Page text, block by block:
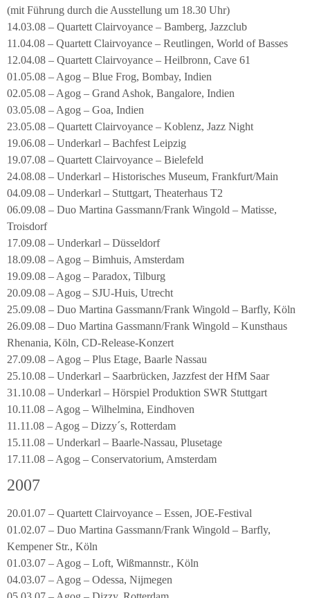
(mit Führung durch die Ausstellung um 18.30 Uhr)
14.03.08 – Quartett Clairvoyance – Bamberg, Jazzclub
11.04.08 – Quartett Clairvoyance – Reutlingen, World of Basses
12.04.08 – Quartett Clairvoyance – Heilbronn, Cave 61
01.05.08 – Agog – Blue Frog, Bombay, Indien
02.05.08 – Agog – Grand Ashok, Bangalore, Indien
03.05.08 – Agog – Goa, Indien
23.05.08 – Quartett Clairvoyance – Koblenz, Jazz Night
19.06.08 – Underkarl – Bachfest Leipzig
19.07.08 – Quartett Clairvoyance – Bielefeld
24.08.08 – Underkarl – Historisches Museum, Frankfurt/Main
04.09.08 – Underkarl – Stuttgart, Theaterhaus T2
06.09.08 – Duo Martina Gassmann/Frank Wingold – Matisse,
Troisdorf
17.09.08 – Underkarl – Düsseldorf
18.09.08 – Agog – Bimhuis, Amsterdam
19.09.08 – Agog – Paradox, Tilburg
20.09.08 – Agog – SJU-Huis, Utrecht
25.09.08 – Duo Martina Gassmann/Frank Wingold – Barfly, Köln
26.09.08 – Duo Martina Gassmann/Frank Wingold – Kunsthaus
Rhenania, Köln, CD-Release-Konzert
27.09.08 – Agog – Plus Etage, Baarle Nassau
25.10.08 – Underkarl – Saarbrücken, Jazzfest der HfM Saar
31.10.08 – Underkarl – Hörspiel Produktion SWR Stuttgart
10.11.08 – Agog – Wilhelmina, Eindhoven
11.11.08 – Agog – Dizzy´s, Rotterdam
15.11.08 – Underkarl – Baarle-Nassau, Plusetage
17.11.08 – Agog – Conservatorium, Amsterdam
2007
20.01.07 – Quartett Clairvoyance – Essen, JOE-Festival
01.02.07 – Duo Martina Gassmann/Frank Wingold – Barfly,
Kempener Str., Köln
01.03.07 – Agog – Loft, Wißmannstr., Köln
04.03.07 – Agog – Odessa, Nijmegen